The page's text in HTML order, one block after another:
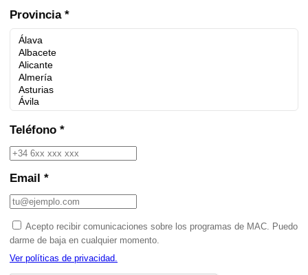
Provincia *
Teléfono *
Email *
Acepto recibir comunicaciones sobre los programas de MAC. Puedo
darme de baja en cualquier momento.
Ver políticas de privacidad.